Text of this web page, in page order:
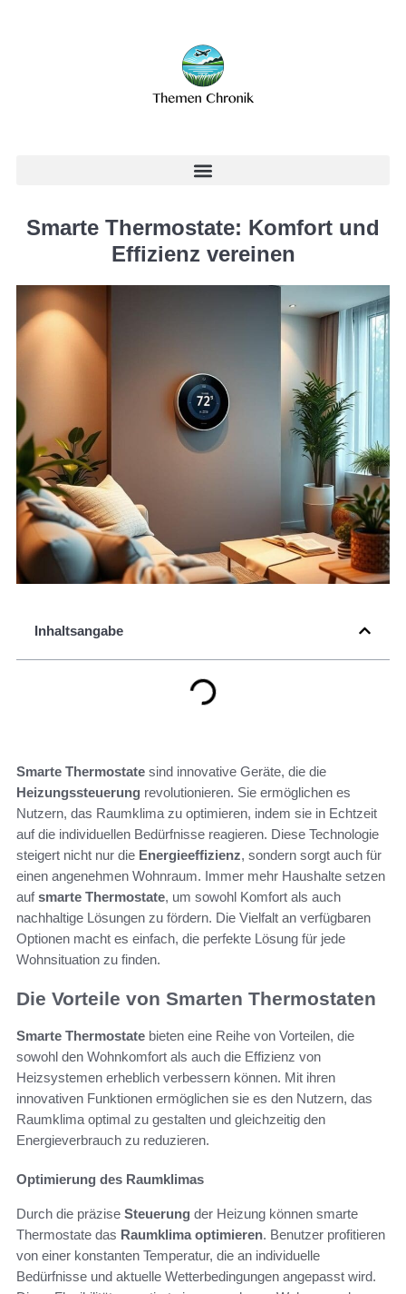
Smarte Thermostate: Komfort und
Effizienz vereinen
Inhaltsangabe
Smarte Thermostate sind innovative Geräte, die die
Heizungssteuerung revolutionieren. Sie ermöglichen es
Nutzern, das Raumklima zu optimieren, indem sie in Echtzeit
auf die individuellen Bedürfnisse reagieren. Diese Technologie
steigert nicht nur die Energieeffizienz, sondern sorgt auch für
einen angenehmen Wohnraum. Immer mehr Haushalte setzen
aufsmarte Thermostate, um sowohl Komfort als auch
nachhaltige Lösungen zu fördern. Die Vielfalt an verfügbaren
Optionen macht es einfach, die perfekte Lösung für jede
Wohnsituation zu finden.
Die Vorteile von Smarten Thermostaten
Smarte Thermostate bieten eine Reihe von Vorteilen, die
sowohl den Wohnkomfort als auch die Effizienz von
Heizsystemen erheblich verbessern können. Mit ihren
innovativen Funktionen ermöglichen sie es den Nutzern, das
Raumklima optimal zu gestalten und gleichzeitig den
Energieverbrauch zu reduzieren.
Optimierung des Raumklimas
Durch die präzise Steuerung der Heizung können smarte
Thermostate das Raumklima optimieren. Benutzer profitieren
von einer konstanten Temperatur, die an individuelle
Bedürfnisse und aktuelle Wetterbedingungen angepasst wird.